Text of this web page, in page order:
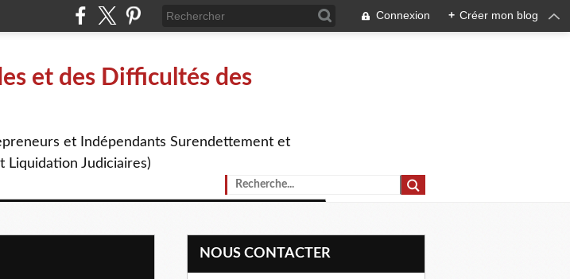
Connexion + Créer mon blog
et des Difficultés des
et Indépendants Surendettement et
Liquidation Judiciaires)
NOUS CONTACTER